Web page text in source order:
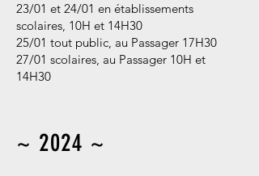
23/01 et 24/01 en établissements
scolaires, 10H et 14H30
25/01 tout public, au Passager 17H30
27/01 scolaires, au Passager 10H et
14H30
~ 2024 ~